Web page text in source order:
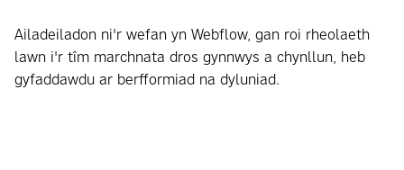
Ailadeiladon ni'r wefan yn Webflow, gan roi rheolaeth
lawn i'r tîm marchnata dros gynnwys a chynllun, heb
gyfaddawdu ar berfformiad na dyluniad.